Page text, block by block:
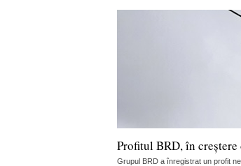
Profitul BRD, în
Grupul BRD a înregistrat un profit